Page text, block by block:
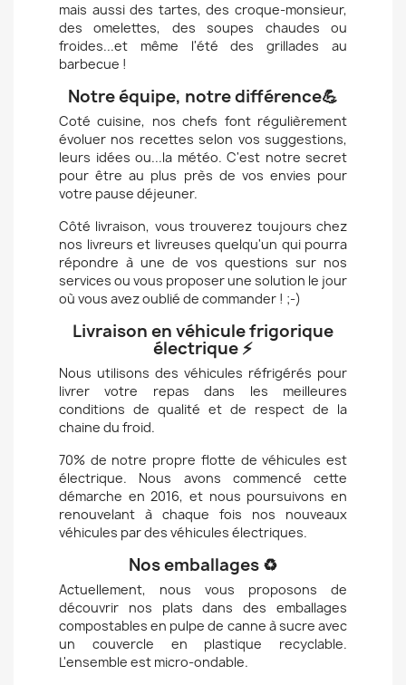
mais aussi des tartes, des croque-monsieur,
des omelettes, des soupes chaudes ou
froides...et même l'été des grillades au
barbecue !
Notre équipe, notre différence💪
Coté cuisine, nos chefs font régulièrement
évoluer nos recettes selon vos suggestions,
leurs idées ou...la météo. C'est notre secret
pour être au plus près de vos envies pour
votre pause déjeuner.
Côté livraison, vous trouverez toujours chez
nos livreurs et livreuses quelqu'un qui pourra
répondre à une de vos questions sur nos
services ou vous proposer une solution le jour
où vous avez oublié de commander ! ;-)
Livraison en véhicule frigorique
électrique ⚡️
Nous utilisons des véhicules réfrigérés pour
livrer votre repas dans les meilleures
conditions de qualité et de respect de la
chaine du froid.
70% de notre propre flotte de véhicules est
électrique. Nous avons commencé cette
démarche en 2016, et nous poursuivons en
renouvelant à chaque fois nos nouveaux
véhicules par des véhicules électriques.
Nos emballages ♻️
Actuellement, nous vous proposons de
découvrir nos plats dans des emballages
compostables en pulpe de canne à sucre avec
un couvercle en plastique recyclable.
L'ensemble est micro-ondable.